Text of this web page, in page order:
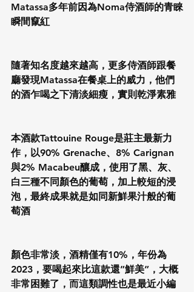
Matassa多年前因為Noma侍酒師的青睞
瞬間竄紅
隨著知名度越來越高，更多侍酒師跟餐
廳發現Matassa在餐桌上的威力，他們
的酒乍喝之下清淡細瘦，實則乾淨素雅
本酒款Tattouine Rouge是莊主最新力
作，以90% Grenache、8% Carignan
與2% Macabeu釀成，使用了黑、灰、
白三種不同顏色的葡萄，加上較短的浸
泡，最終成果就是如同新鮮果汁般的葡
萄酒
顏色非常淡，酒精僅有10%，年份為
2023，要喝起來比這款還”鮮美”，大概
非常困難了，而這類調性也是最近小編